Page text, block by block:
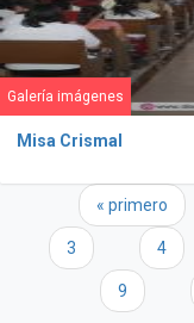
Galería imágenes
Misa Crismal
Páginas« primero
3 4
9